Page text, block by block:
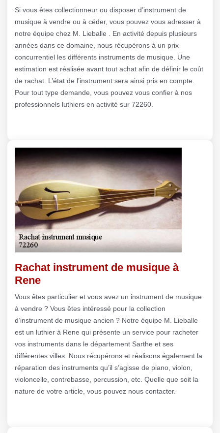
Si vous êtes collectionneur ou disposer d’instrument de
musique à vendre ou à céder, vous pouvez vous adresser à
notre équipe chez M. Lieballe . En activité depuis plusieurs
années dans ce domaine, nous récupérons à un prix
concurrentiel les différents instruments de musique. Une
estimation est réalisée avant tout achat afin de définir le coût
de rachat. L’état de l’instrument sera ainsi pris en compte.
Pour tout type demande, vous pouvez vous confier à nos
professionnels luthiers en activité sur 72260.
Rachat instrument de musique à
Rene
Vous êtes particulier et vous avez un instrument de musique
à vendre ? Vous êtes intéressé pour la collection
d’instrument de musique ancien ? Notre équipe M. Lieballe
est un luthier à Rene qui présente un service pour racheter
vos instruments dans le département Sarthe et ses
différentes villes. Nous récupérons et réalisons également la
réparation des instruments qu’il s’agisse de piano, violon,
violoncelle, contrebasse, percussion, etc. Quelle que soit la
nature de votre article, vous pouvez nous contacter.